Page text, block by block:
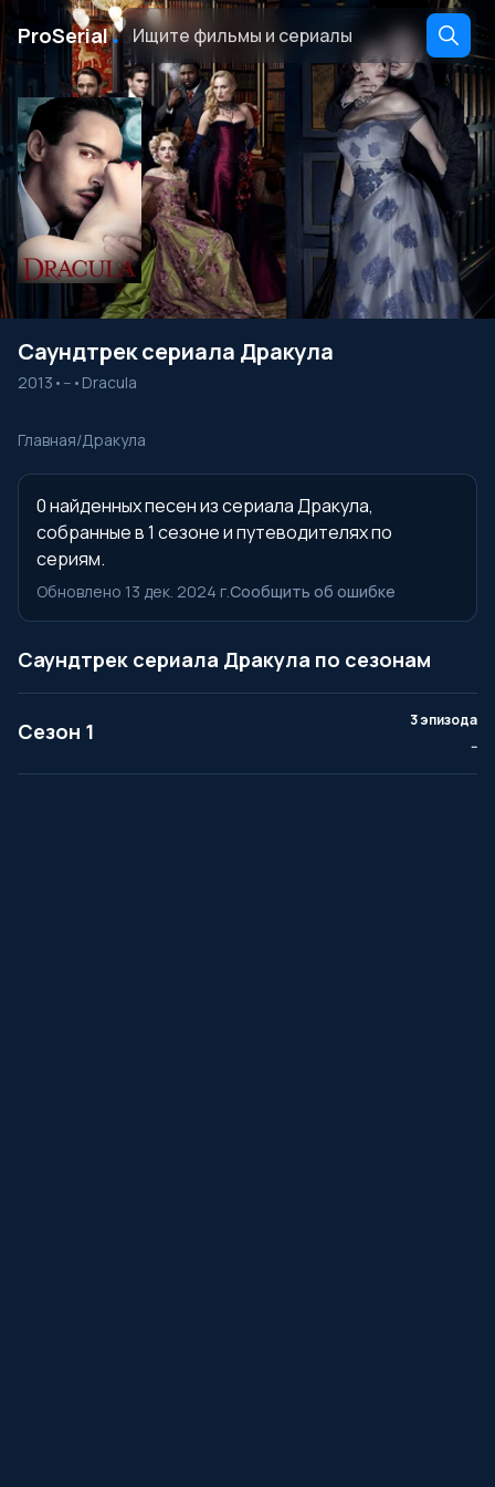
ProSerial․
Саундтрек сериала Дракула
2013 • -- • Dracula
Главная/Дракула
0 найденных песен из сериала Дракула,
собранные в 1 сезоне и путеводителях по
сериям.
Обновлено 13 дек. 2024 г.Сообщить об ошибке
Саундтрек сериала Дракула по сезонам
Сезон 1
3 эпизода
--